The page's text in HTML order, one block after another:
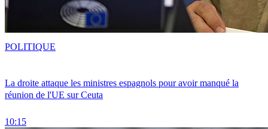
La droite attaque les ministres espagnols pour avoir manqué la
réunion de l'UE sur Ceuta
10:15
POLITIQUE